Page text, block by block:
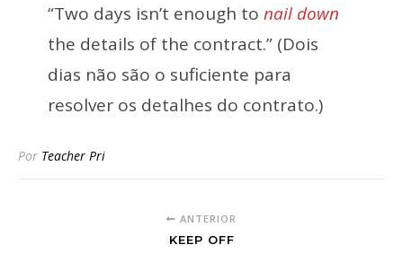
“Two days isn’t enough to nail down
the details of the contract.” (Dois
dias não são o suficiente para
resolver os detalhes do contrato.)
Por Teacher Pri
ANTERIOR
KEEP OFF